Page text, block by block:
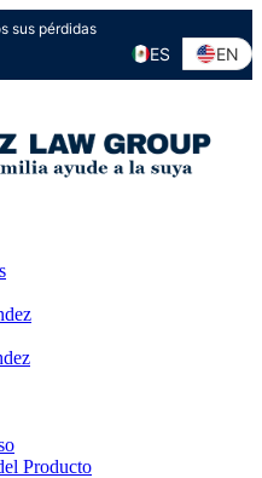
sus pérdidas
ES EN
Producto